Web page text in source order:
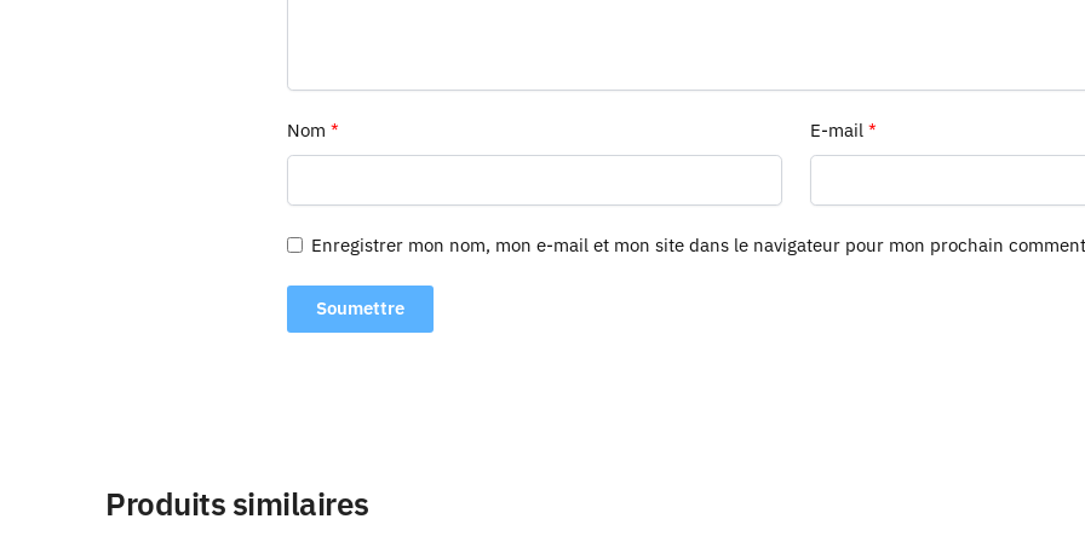
Nom * E-mail*
Enregistrer mon nom, mon e-mail et mon site dans le navigateur pour mon prochain
Produits similaires